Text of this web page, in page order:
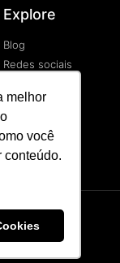
melhor
você
conteúdo.
Explore
Blog
Redes sociais